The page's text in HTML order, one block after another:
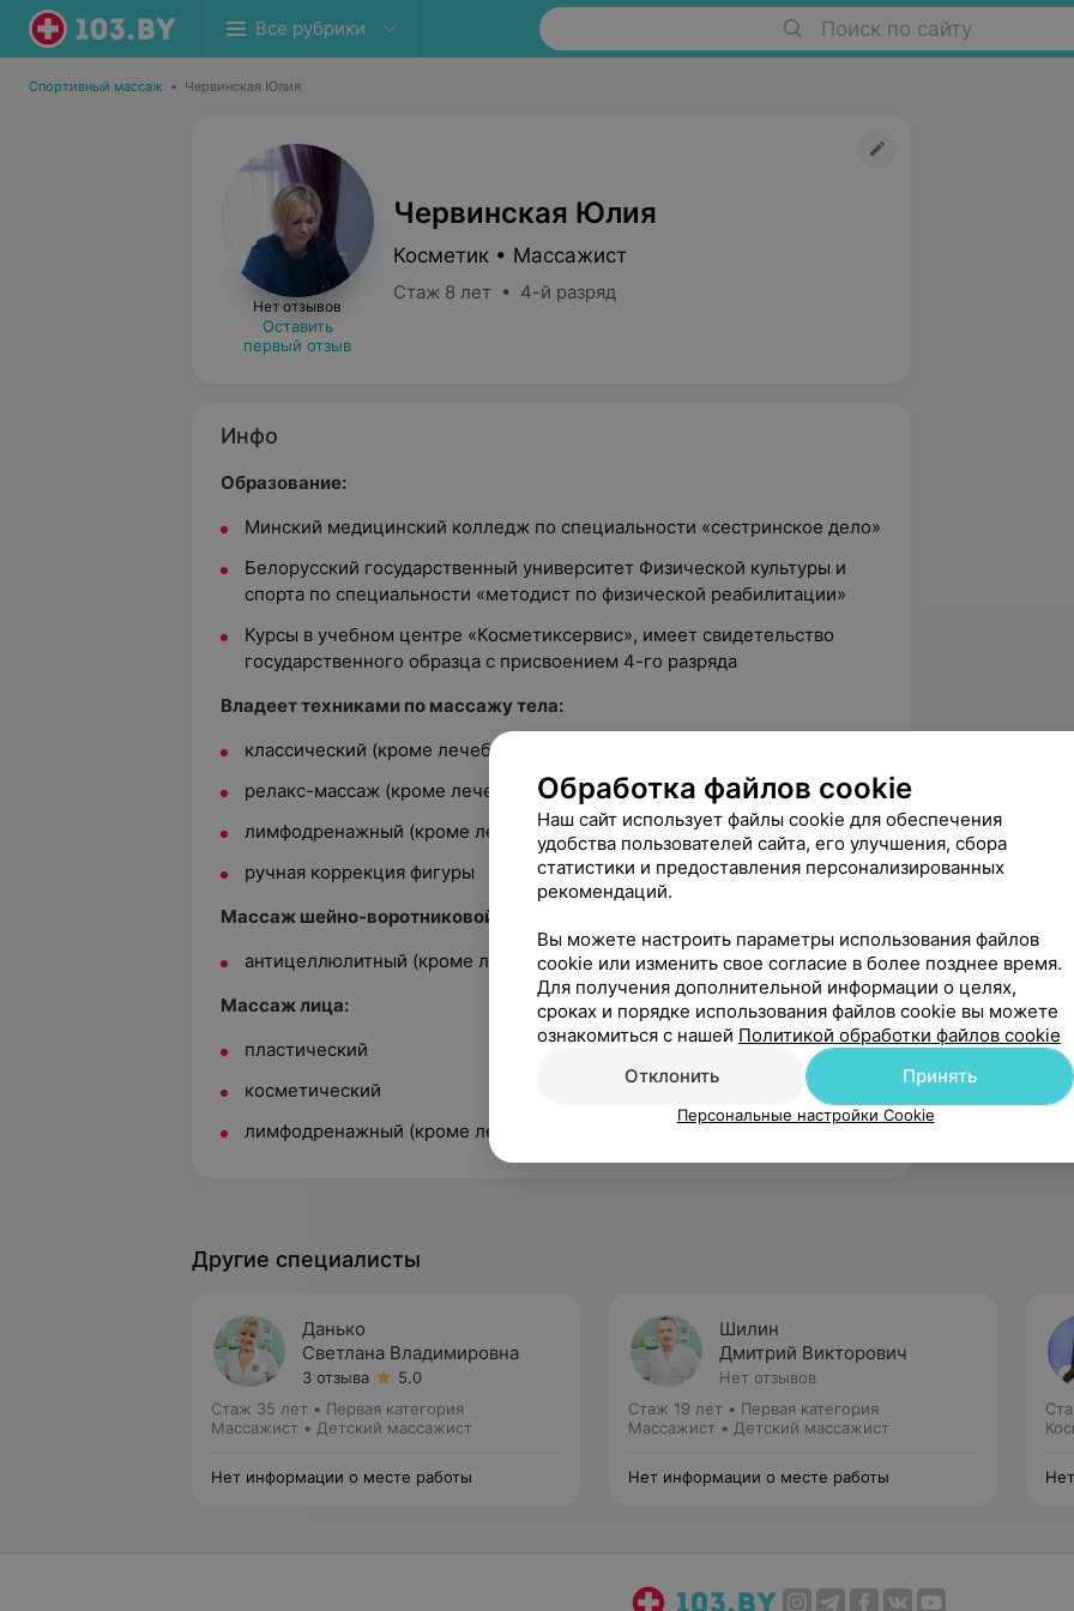
Все рубрики Поиск по сайту
Спортивный массаж • Червинская Юлия
Нет отзывов
Оставить
первый отзыв
Червинская Юлия
Косметик • Массажист
Стаж 8 лет • 4-й разряд
Инфо
Образование:
Минский медицинский колледж по специальности «сестринское дело»
Белорусский государственный университет Физической культуры и
спорта по специальности «методист по физической реабилитации»
Курсы в учебном центре «Косметиксервис», имеет свидетельство
государственного образца с присвоением 4-го разряда
Владеет техниками по массажу тела:
классический (кроме лечебного)
релакс-массаж (кроме лечебного)
лимфодренажный (кроме лечебного)
ручная коррекция фигуры
Массаж шейно-воротниковой зоны:
антицеллюлитный (кроме лечебного)
Массаж лица:
пластический
косметический
лимфодренажный (кроме лечебного)
Другие специалисты
Данько
Светлана Владимировна
3 отзыва
5.0
Стаж 35 лет • Первая категория
Массажист • Детский массажист
Нет информации о месте работы
Шилин
Дмитрий Викторович
Нет отзывов
Стаж 19 лет • Первая категория
Массажист • Детский массажист
Нет информации о месте работы
Обработка файлов cookie
Наш сайт использует файлы cookie для обеспечения
удобства пользователей сайта, его улучшения, сбора
статистики и предоставления персонализированных
рекомендаций.
Вы можете настроить параметры использования файлов
cookie или изменить свое согласие в более позднее время.
Для получения дополнительной информации о целях,
сроках и порядке использования файлов cookie вы можете
ознакомиться с нашей Политикой обработки файлов cookie
Отклонить
Принять
Персональные настройки Cookie